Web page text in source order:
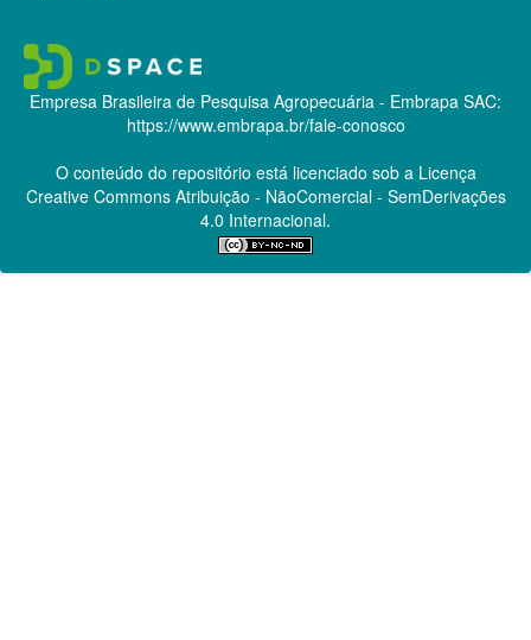
Empresa Brasileira de Pesquisa Agropecuária - Embrapa SAC:
https://www.embrapa.br/fale-conosco
O conteúdo do repositório está licenciado sob a Licença
Creative CommonsAtribuição - NãoComercial - SemDerivações
4.0 Internacional.